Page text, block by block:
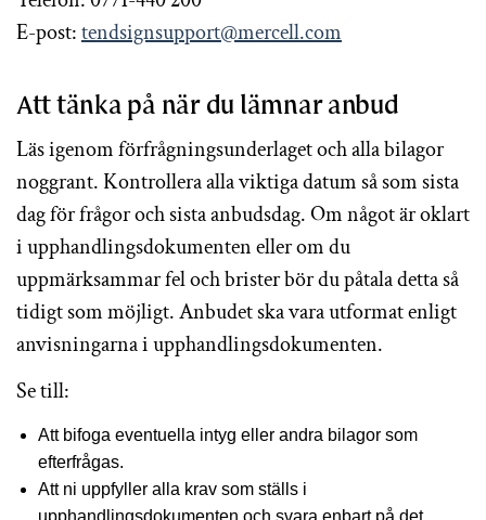
E-post:tendsignsupport@mercell.com
Att tänka på när du lämnar anbud
Läs igenom förfrågningsunderlaget och alla bilagor
noggrant. Kontrollera alla viktiga datum så som sista
dag för frågor och sista anbudsdag. Om något är oklart
i upphandlingsdokumenten eller om du
uppmärksammar fel och brister bör du påtala detta så
tidigt som möjligt. Anbudet ska vara utformat enligt
anvisningarna i upphandlingsdokumenten.
Se till:
Att bifoga eventuella intyg eller andra bilagor som
efterfrågas.
Att ni uppfyller alla krav som ställs i
upphandlingsdokumenten och svara enbart på det